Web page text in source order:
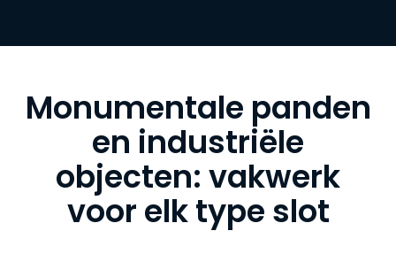
Monumentale panden
en industriële
objecten: vakwerk
voor elk type slot